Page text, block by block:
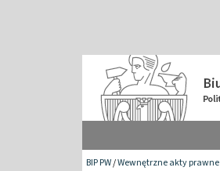
BIP PW/Wewnętrzne akty prawne